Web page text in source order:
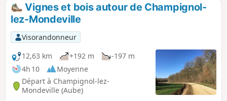
Vignes et bois autour de Champignol-
lez-Mondeville
Visorandonneur
12,63 km
+192 m
-197 m
4h 10
Moyenne
Départ à Champignol-lez-
Mondeville (Aube)